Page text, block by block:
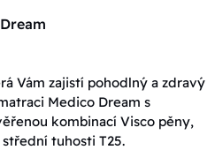
Vám zajistí pohodlný a zdravý
Medico Dream s
kombinací Visco pěny,
tuhosti T25.